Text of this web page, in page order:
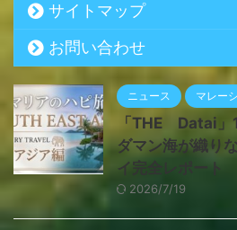
サイトマップ
お問い合わせ
ニュース マレー
「THE Datai」
ダマン海が織り
イ完全レポート
2026/7/19